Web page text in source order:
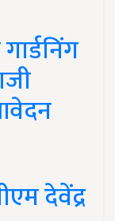
देवेंद्र